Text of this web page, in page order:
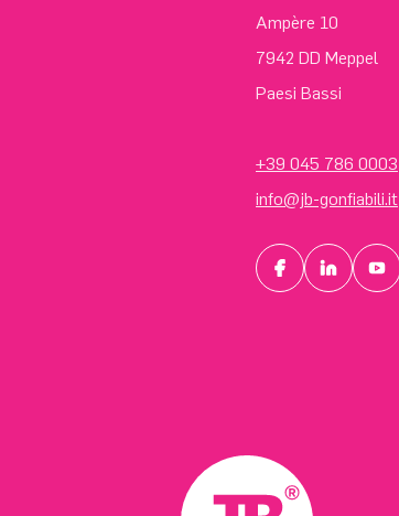
Ampère 10
7942 DD Meppel
Paesi Bassi
+39 045 786 0003
info@jb-gonfiabili.it